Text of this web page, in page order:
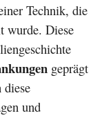
Technik, die
wurde. Diese
geprägt
und